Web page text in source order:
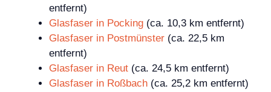
entfernt)
Glasfaser in Pocking (ca. 10,3 km entfernt)
Glasfaser in Postmünster (ca. 22,5 km
entfernt)
Glasfaser in Reut (ca. 24,5 km entfernt)
Glasfaser in Roßbach (ca. 25,2 km entfernt)